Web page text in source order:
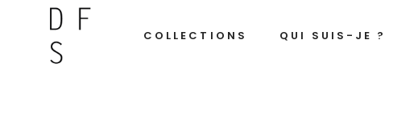
COLLECTIONS QUI SUIS-JE ?